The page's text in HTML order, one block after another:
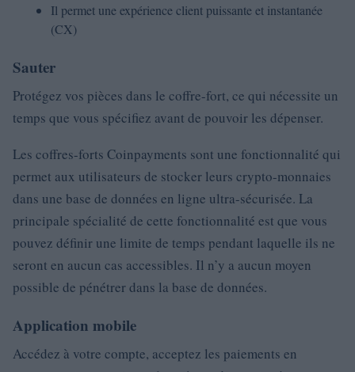
Il permet une expérience client puissante et instantanée
(CX)
Sauter
Protégez vos pièces dans le coffre-fort, ce qui nécessite un
temps que vous spécifiez avant de pouvoir les dépenser.
Les coffres-forts Coinpayments sont une fonctionnalité qui
permet aux utilisateurs de stocker leurs crypto-monnaies
dans une base de données en ligne ultra-sécurisée. La
principale spécialité de cette fonctionnalité est que vous
pouvez définir une limite de temps pendant laquelle ils ne
seront en aucun cas accessibles. Il n’y a aucun moyen
possible de pénétrer dans la base de données.
Application mobile
Accédez à votre compte, acceptez les paiements en